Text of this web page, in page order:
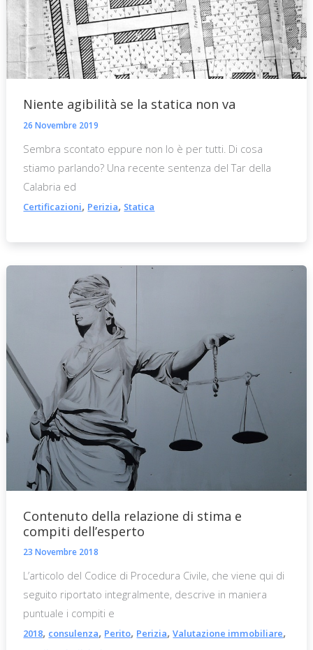
Niente agibilità se la statica non va
26 Novembre 2019
Sembra scontato eppure non lo è per tutti. Di cosa
stiamo parlando? Una recente sentenza del Tar della
Calabria ed
Certificazioni, Perizia, Statica
Contenuto della relazione di stima e
compiti dell’esperto
23 Novembre 2018
L’articolo del Codice di Procedura Civile, che viene qui di
seguito riportato integralmente, descrive in maniera
puntuale i compiti e
2018, consulenza, Perito, Perizia,Valutazione immobiliare,